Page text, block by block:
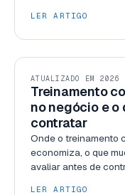
LER ARTIGO
GESTÃO
ATUALIZADO EM 2026
Treinamento
no negócio e o
contratar
Onde o treinamento
economiza, o que
avaliar antes de
LER ARTIGO